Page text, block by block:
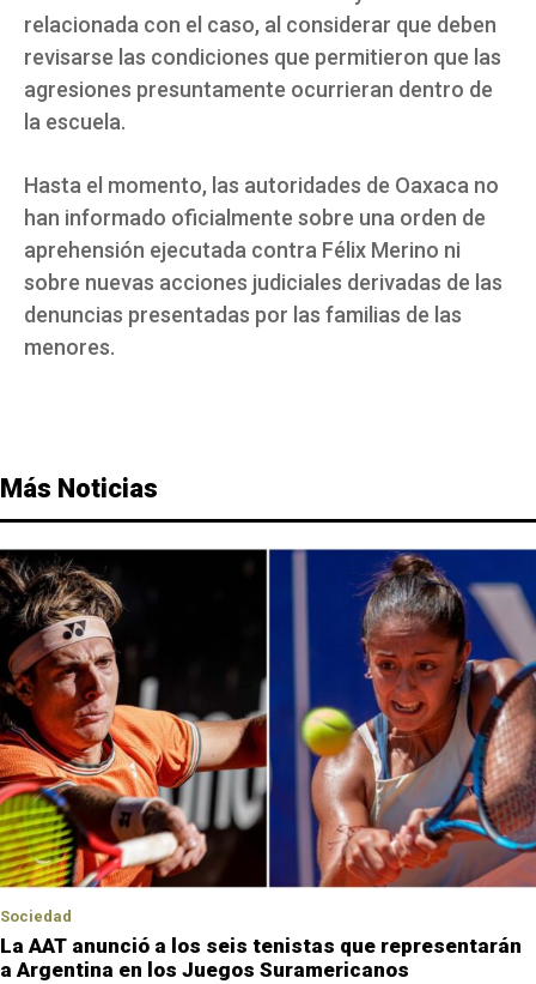
relacionada con el caso, al considerar que deben
revisarse las condiciones que permitieron que las
agresiones presuntamente ocurrieran dentro de
la escuela.
Hasta el momento, las autoridades de Oaxaca no
han informado oficialmente sobre una orden de
aprehensión ejecutada contra Félix Merino ni
sobre nuevas acciones judiciales derivadas de las
denuncias presentadas por las familias de las
menores.
Más Noticias
Sociedad
La AAT anunció a los seis tenistas que representarán
a Argentina en los Juegos Suramericanos